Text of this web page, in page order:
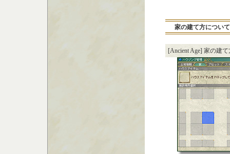
家の建て方について
[Ancient Age] 家の建て